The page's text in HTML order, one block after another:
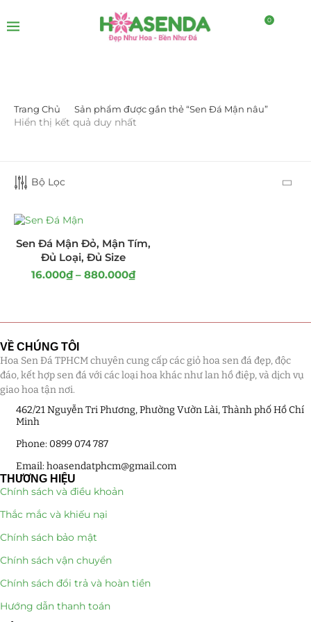
0
LỌC BỞI GIÁ
LỌC
Cây Sen Đá Giá Sỉ (137)
Chậu Sen Đá Mini
Hồ Điệp và Hoa Sen đá
Lũa Hồ Điệp Sen Đá
Tiểu Cảnh Lan Sen Đá
Hoa Tặng 14/2
Hoa Tặng 20/10
Trang Chủ Sản phẩm được gắn thẻ “Sen Đá Mận nâu”
Hiển thị kết quả duy nhất
Bộ Lọc
Sen Đá Mận Đỏ, Mận Tím,
Đủ Loại, Đủ Size
16.000₫ – 880.000₫
VỀ CHÚNG TÔI
Hoa Sen Đá TPHCM chuyên cung cấp các giỏ hoa sen đá đẹp, độc
đáo, kết hợp sen đá với các loại hoa khác như lan hồ điệp, và dịch vụ
giao hoa tận nơi.
462/21 Nguyễn Tri Phương, Phường Vườn Lài, Thành phố Hồ Chí
Minh
Phone: 0899 074 787
Email: hoasendatphcm@gmail.com
THƯƠNG HIỆU
Chính sách và điều khoản
Thắc mắc và khiếu nại
Chính sách bảo mật
Chính sách vận chuyển
Chính sách đổi trả và hoàn tiền
Hướng dẫn thanh toán